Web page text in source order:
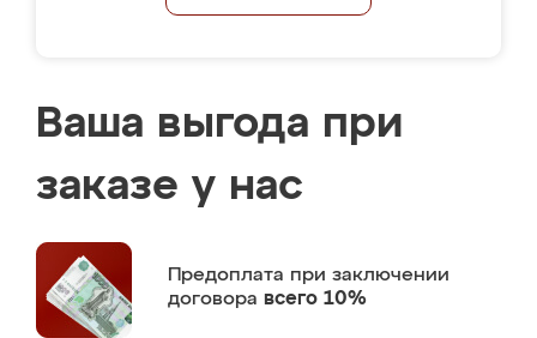
Ваша выгода при
заказе у нас
Предоплата при заключении
договора всего 10%